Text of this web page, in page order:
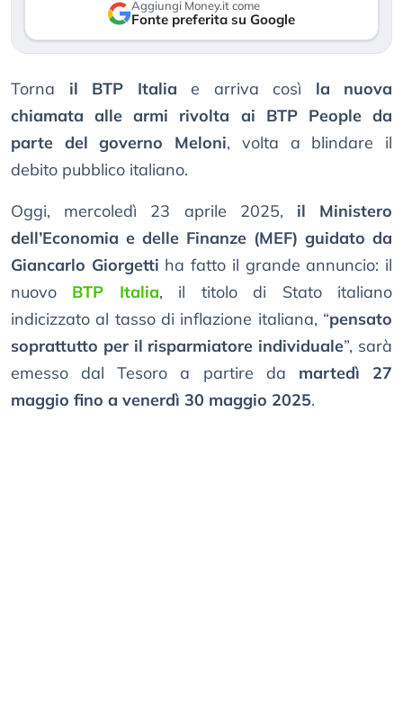
Aggiungi Money.it come
Fonte preferita su Google
Torna il BTP Italia e arriva così la nuova
chiamata alle armi rivolta ai BTP People da
parte del governo Meloni, volta a blindare il
debito pubblico italiano.
Oggi, mercoledì 23 aprile 2025, il Ministero
dell’Economia e delle Finanze (MEF) guidato da
Giancarlo Giorgetti ha fatto il grande annuncio: il
nuovo BTP Italia, il titolo di Stato italiano
indicizzato al tasso di inflazione italiana, “pensato
soprattutto per il risparmiatore individuale”, sarà
emesso dal Tesoro a partire da martedì 27
maggio fino a venerdì 30 maggio 2025.